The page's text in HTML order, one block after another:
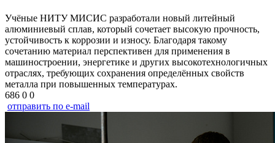
Учёные НИТУ МИСИС разработали новый литейный
алюминиевый сплав, который сочетает высокую прочность,
устойчивость к коррозии и износу. Благодаря такому
сочетанию материал перспективен для применения в
машиностроении, энергетике и других высокотехнологичных
отраслях, требующих сохранения определённых свойств
металла при повышенных температурах.
686 0 0
отправить по e-mail